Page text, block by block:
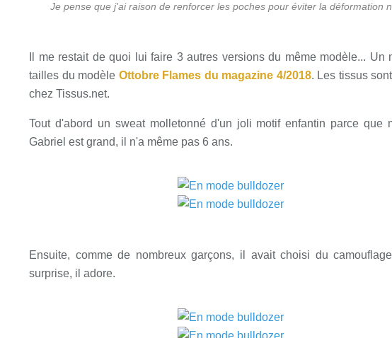
Je pense que j'ai raison de renforcer les poches pour éviter la déformation
Il me restait de quoi lui faire 3 autres versions du même modèle... Un
tailles du modèle Ottobre Flames du magazine 4/2018. Les tissus
chez Tissus.net.
Tout d'abord un sweat molletonné d'un joli motif enfantin parce que
Gabriel est grand, il n'a même pas 6 ans.
Ensuite, comme de nombreux garçons, il avait choisi du
surprise, il adore.